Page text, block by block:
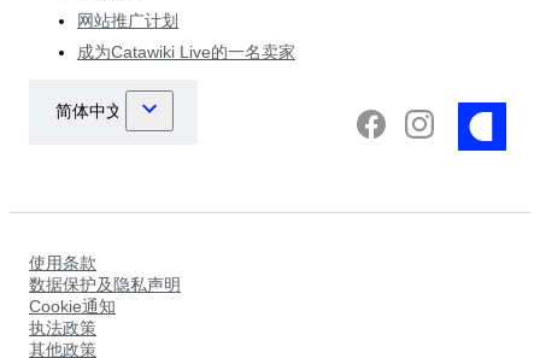
网站推广计划
成为Catawiki Live的一名卖家
使用条款
数据保护及隐私声明
Cookie通知
执法政策
其他政策